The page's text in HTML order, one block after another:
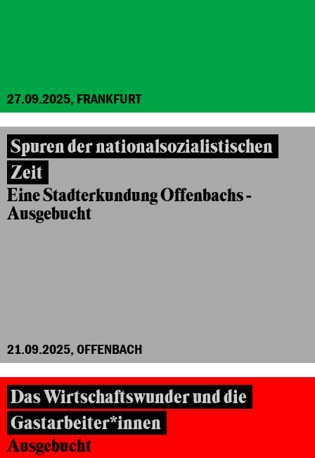
27.09.2025, FRANKFURT
Spuren der nationalsozialistischen
Zeit
Eine Stadterkundung Offenbachs -
Ausgebucht
21.09.2025, OFFENBACH
Das Wirtschaftswunder und die
Gastarbeiter*innen
Ausgebucht